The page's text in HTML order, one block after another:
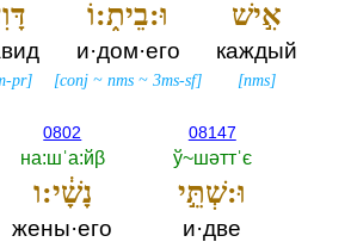
אִ֣ישׁ
каждый
[nms]
וּ:בֵית֑:וֹ
и·дом·его
[conj ~nms ~3ms-sf]
pr]
08147
ў~шәттˈє
וּ:שְׁתֵּ֣י
и·две
0802
на:шˈа:йβ
נָשָׁ֔י:ו
жены·его